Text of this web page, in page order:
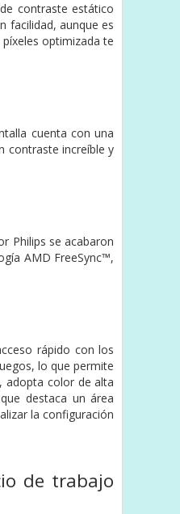
contraste estático
facilidad, aunque es
optimizada te
cuenta con una
contraste increíble y
Philips se acabaron
AMD FreeSync™,
rápido con los
lo que permite
adopta color de alta
destaca un área
la configuración
de trabajo